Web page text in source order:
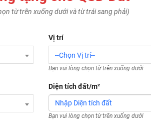
từ trên xuống dưới và từ trái sang phải)
Vị trí
--Chọn Vị trí--
Diện tích đất/m²